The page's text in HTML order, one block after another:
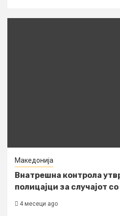
Македонија
Внатрешна контрола
полицајци за случајот
4 месеци ago